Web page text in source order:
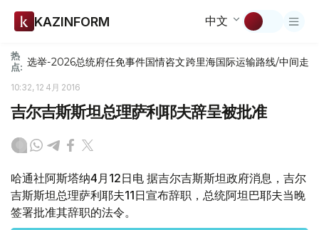
KAZINFORM 中文
热
点: 选举-2026总统府任免事件国情咨文跨里海国际运输路线/中间走廊
10:32, 12 4月 2016
吉尔吉斯斯坦总理萨利耶夫辞呈被批准
哈通社阿斯塔纳4月12日电 据吉尔吉斯斯坦政府消息，吉尔
吉斯斯坦总理萨利耶夫11日宣布辞职，总统阿坦巴耶夫当晚
签署批准其辞职的法令。